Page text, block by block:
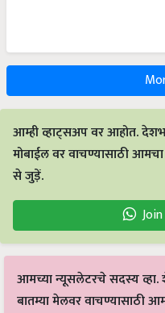
आम्ही व्हाट्सअप वर आहोत.
मोबाईल वर वाचण्यासाठी
से जुड़ें.
आमच्या न्यूसलेटरचे सदस्य व्हा.
बातम्या मेलवर वाचण्यासाठी